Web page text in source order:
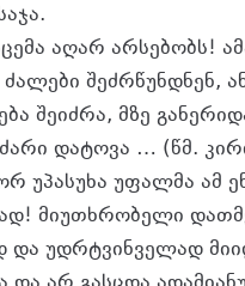
აღარ არსებობს!
ძალები შეძრწუნდნენ,
შეიძრა, მზე
დატოვა … (წმ.
უპასუხა უფალმა ამ
მიუთხრობელი
უდრტვინველად